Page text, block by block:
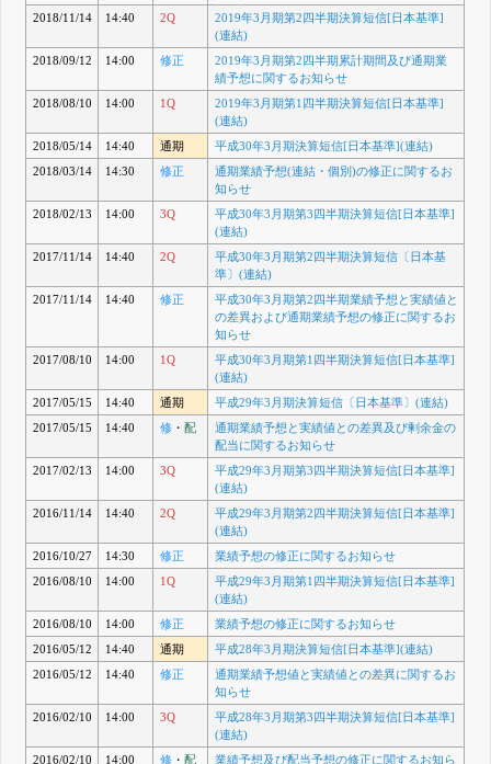
2018/11/14
14:40 2Q
2019年3月期第2四半期決算短信[日本基準]
(連結)
2018/09/12
14:00 修正
2019年3月期第2四半期累計期間及び通期業
績予想に関するお知らせ
2018/08/10
14:00 1Q
2019年3月期第1四半期決算短信[日本基準]
(連結)
2018/05/14
14:40 通期
平成30年3月期決算短信[日本基準](連結)
2018/03/14
14:30 修正
通期業績予想(連結・個別)の修正に関するお
知らせ
2018/02/13
14:00 3Q
平成30年3月期第3四半期決算短信[日本基準]
(連結)
2017/11/14
14:40 2Q
平成30年3月期第2四半期決算短信〔日本基
準〕(連結)
2017/11/14
14:40 修正
平成30年3月期第2四半期業績予想と実績値と
の差異および通期業績予想の修正に関するお
知らせ
2017/08/10
14:00 1Q
平成30年3月期第1四半期決算短信[日本基準]
(連結)
2017/05/15
14:40 通期
平成29年3月期決算短信〔日本基準〕(連結)
2017/05/15
14:40 修・ 配
通期業績予想と実績値との差異及び剰余金の
配当に関するお知らせ
2017/02/13
14:00 3Q
平成29年3月期第3四半期決算短信[日本基準]
(連結)
2016/11/14
14:40 2Q
平成29年3月期第2四半期決算短信[日本基準]
(連結)
2016/10/27
14:30 修正
業績予想の修正に関するお知らせ
2016/08/10
14:00 1Q
平成29年3月期第1四半期決算短信[日本基準]
(連結)
2016/08/10
14:00 修正
業績予想の修正に関するお知らせ
2016/05/12
14:40 通期
平成28年3月期決算短信[日本基準](連結)
2016/05/12
14:40 修正
通期業績予想値と実績値との差異に関するお
知らせ
2016/02/10
14:00 3Q
平成28年3月期第3四半期決算短信[日本基準]
(連結)
2016/02/10
14:00 修・ 配
業績予想及び配当予想の修正に関するお知ら